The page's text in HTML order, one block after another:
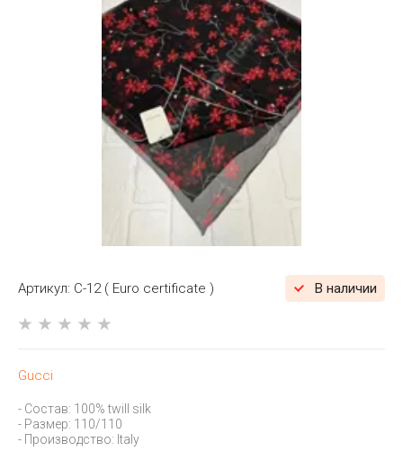
Артикул: C-12 ( Euro certificate ) В наличии
Gucci
- Состав: 100% twill silk
- Размер: 110/110
- Производство: Italy